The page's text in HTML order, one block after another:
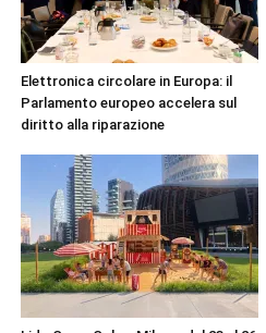
Elettronica circolare in Europa: il
Parlamento europeo accelera sul
diritto alla riparazione